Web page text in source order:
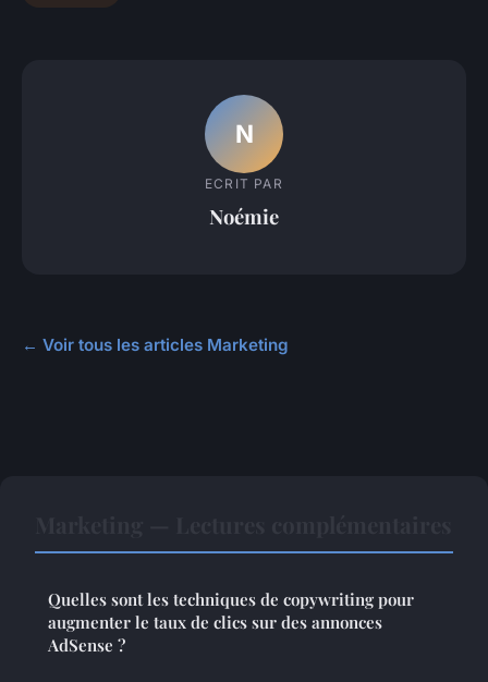
N
ECRIT PAR
Noémie
← Voir tous les articles Marketing
Quelles sont les techniques de copywriting pour
augmenter le taux de clics sur des annonces
AdSense ?